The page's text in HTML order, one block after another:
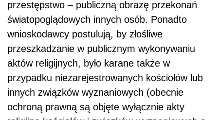
przestępstwo – publiczną obrazę przekonań
światopoglądowych innych osób. Ponadto
wnioskodawcy postulują, by złośliwe
przeszkadzanie w publicznym wykonywaniu
aktów religijnych, było karane także w
przypadku niezarejestrowanych kościołów lub
innych związków wyznaniowych (obecnie
ochroną prawną są objęte wyłącznie akty